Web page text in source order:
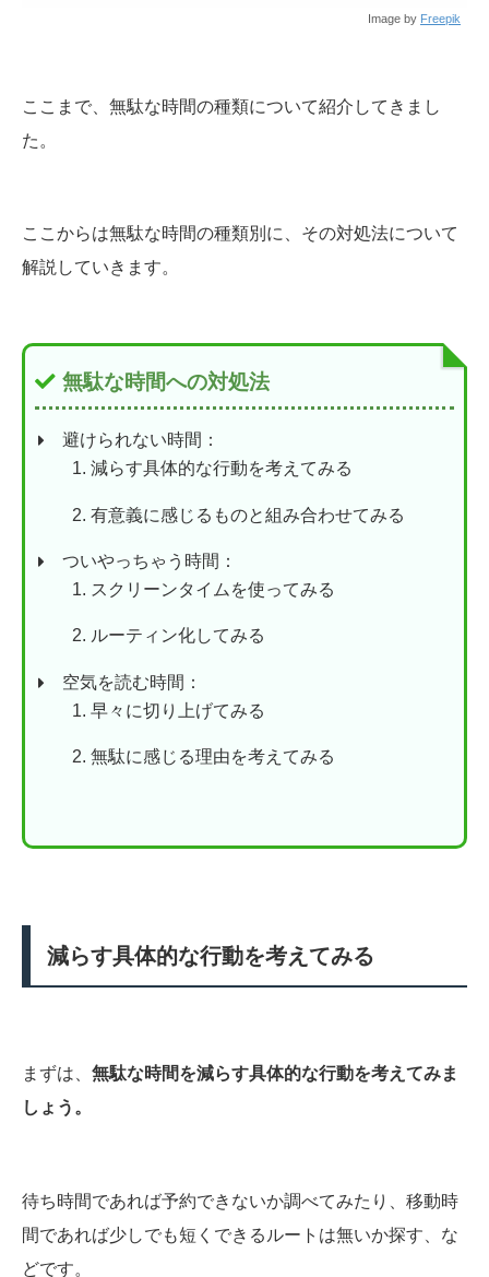
Image by Freepik
ここまで、無駄な時間の種類について紹介してきまし
た。
ここからは無駄な時間の種類別に、その対処法について
解説していきます。
無駄な時間への対処法
避けられない時間：
減らす具体的な行動を考えてみる
有意義に感じるものと組み合わせてみる
ついやっちゃう時間：
スクリーンタイムを使ってみる
ルーティン化してみる
空気を読む時間：
早々に切り上げてみる
無駄に感じる理由を考えてみる
減らす具体的な行動を考えてみる
まずは、 無駄な時間を減らす具体的な行動を考えてみま
しょう。
待ち時間であれば予約できないか調べてみたり、移動時
間であれば少しでも短くできるルートは無いか探す、な
どです。